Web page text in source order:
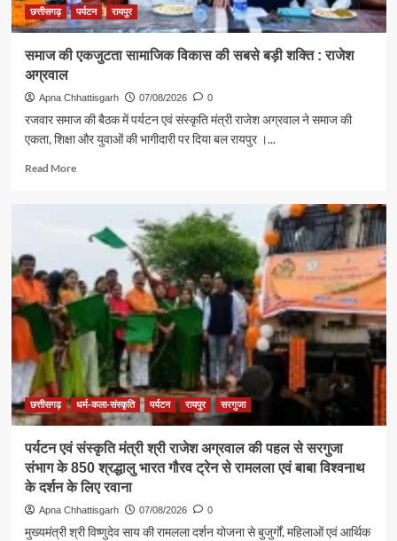
संदेश
छत्तीसगढ़ पर्यटन रायपुर
समाज की एकजुटता सामाजिक विकास की सबसे बड़ी शक्ति : राजेश
अग्रवाल
Apna Chhattisgarh 07/08/2026 0
रजवार समाज की बैठक में पर्यटन एवं संस्कृति मंत्री राजेश अग्रवाल ने समाज की
एकता, शिक्षा और युवाओं की भागीदारी पर दिया बल रायपुर ।...
Read MoreRead
एकजुटता
सामाजिक
विकास
की
बड़ी
शक्ति
राजेश
अग्रवाल
छत्तीसगढ़ धर्म-कला-संस्कृति पर्यटन रायपुर सरगुजा
पर्यटन एवं संस्कृति मंत्री श्री राजेश अग्रवाल की पहल से सरगुजा
संभाग के 850 श्रद्धालु भारत गौरव ट्रेन से रामलला एवं बाबा विश्वनाथ
के दर्शन के लिए रवाना
Apna Chhattisgarh 07/08/2026 0
मुख्यमंत्री श्री विष्णुदेव साय की रामलला दर्शन योजना से बुजुर्गों, महिलाओं एवं आर्थिक